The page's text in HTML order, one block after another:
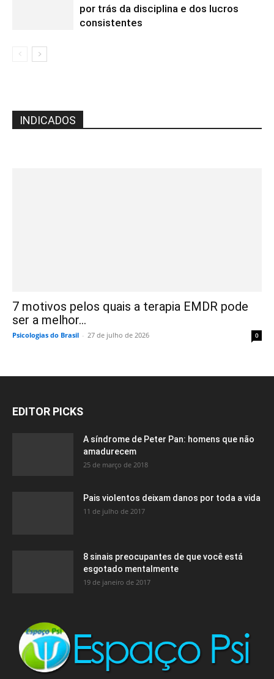
por trás da disciplina e dos lucros
consistentes
INDICADOS
7 motivos pelos quais a terapia EMDR pode
ser a melhor...
Psicologias do Brasil - 27 de julho de 2026 0
EDITOR PICKS
A síndrome de Peter Pan: homens que não
amadurecem
25 de março de 2018
Pais violentos deixam danos por toda a vida
11 de julho de 2017
8 sinais preocupantes de que você está
esgotado mentalmente
19 de janeiro de 2017